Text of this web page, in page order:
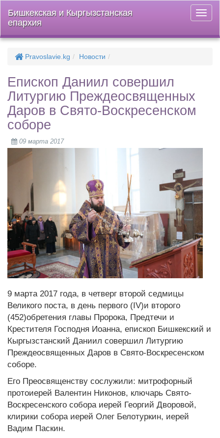
меню
Бишкекская и Кыргызстанская
епархия
Pravoslavie.kg Новости
Епископ Даниил совершил
Литургию Преждеосвященных
Даров в Свято-Воскресенском
соборе
09 марта 2017
9 марта 2017 года, в четверг второй седмицы
Великого поста, в день первого (IV)и второго
(452)обретения главы Пророка, Предтечи и
Крестителя Господня Иоанна, епископ Бишкекский и
Кыргызстанский Даниил совершил Литургию
Преждеосвященных Даров в Свято-Воскресенском
соборе.
Его Преосвященству сослужили: митрофорный
протоиерей Валентин Никонов, ключарь Свято-
Воскресенского собора иерей Георгий Дворовой,
клирики собора иерей Олег Белотуркин, иерей
Вадим Паскин.